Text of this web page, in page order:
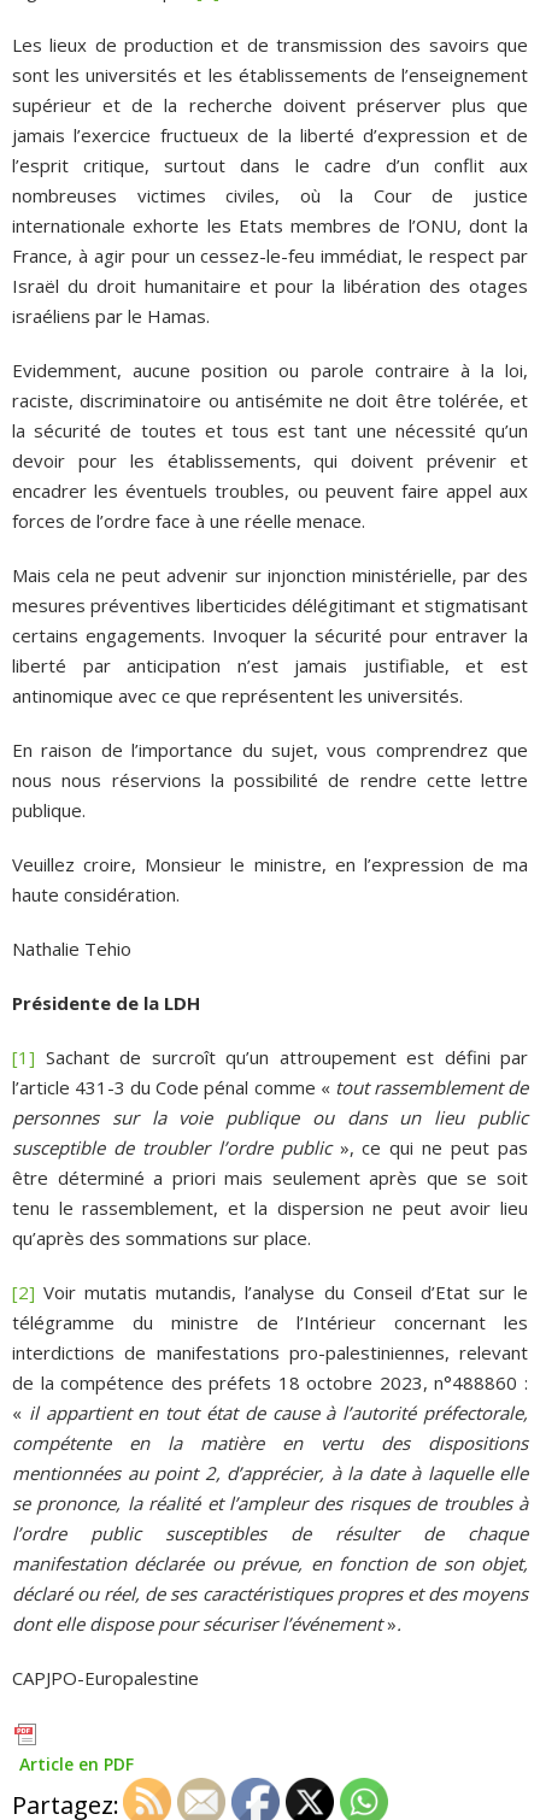
Les lieux de production et de transmission des savoirs que
sont les universités et les établissements de l’enseignement
supérieur et de la recherche doivent préserver plus que
jamais l’exercice fructueux de la liberté d’expression et de
l’esprit critique, surtout dans le cadre d’un conflit aux
nombreuses victimes civiles, où la Cour de justice
internationale exhorte les Etats membres de l’ONU, dont la
France, à agir pour un cessez-le-feu immédiat, le respect par
Israël du droit humanitaire et pour la libération des otages
israéliens par le Hamas.
Evidemment, aucune position ou parole contraire à la loi,
raciste, discriminatoire ou antisémite ne doit être tolérée, et
la sécurité de toutes et tous est tant une nécessité qu’un
devoir pour les établissements, qui doivent prévenir et
encadrer les éventuels troubles, ou peuvent faire appel aux
forces de l’ordre face à une réelle menace.
Mais cela ne peut advenir sur injonction ministérielle, par des
mesures préventives liberticides délégitimant et stigmatisant
certains engagements. Invoquer la sécurité pour entraver la
liberté par anticipation n’est jamais justifiable, et est
antinomique avec ce que représentent les universités.
En raison de l’importance du sujet, vous comprendrez que
nous nous réservions la possibilité de rendre cette lettre
publique.
Veuillez croire, Monsieur le ministre, en l’expression de ma
haute considération.
Nathalie Tehio
Présidente de la LDH
[1] Sachant de surcroît qu’un attroupement est défini par
l’article 431-3 du Code pénal comme «tout rassemblement de
personnes sur la voie publique ou dans un lieu public
susceptible de troubler l’ordre public », ce qui ne peut pas
être déterminé a priori mais seulement après que se soit
tenu le rassemblement, et la dispersion ne peut avoir lieu
qu’après des sommations sur place.
[2] Voir mutatis mutandis, l’analyse du Conseil d’Etat sur le
télégramme du ministre de l’Intérieur concernant les
interdictions de manifestations pro-palestiniennes, relevant
de la compétence des préfets 18 octobre 2023, n°488860 :
« il appartient en tout état de cause à l’autorité préfectorale,
compétente en la matière en vertu des dispositions
mentionnées au point 2, d’apprécier, à la date à laquelle elle
se prononce, la réalité et l’ampleur des risques de troubles à
l’ordre public susceptibles de résulter de chaque
manifestation déclarée ou prévue, en fonction de son objet,
déclaré ou réel, de ses caractéristiques propres et des moyens
dont elle dispose pour sécuriser l’événement».
CAPJPO-Europalestine
Article en PDF
Partagez: